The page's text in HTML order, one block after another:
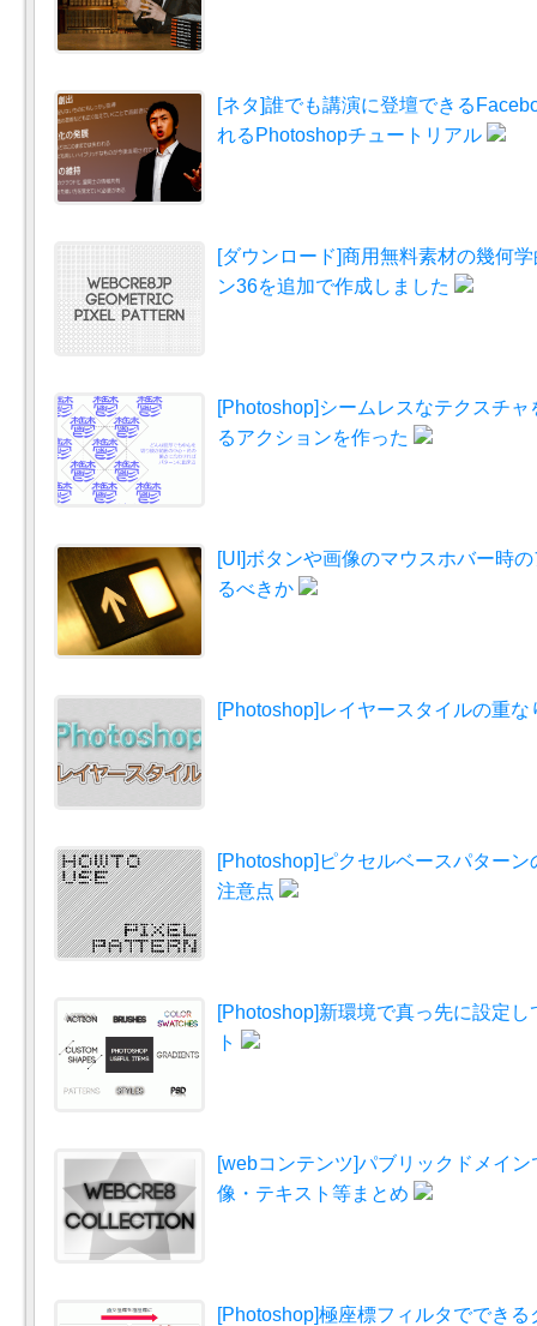
[ネタ]誰でも講演に登壇できる
れるPhotoshopチュートリアル
[ダウンロード]商用無料素材の幾何
ン36を追加で作成しました
[Photoshop]シームレスなテクスチ
るアクションを作った
[UI]ボタンや画像のマウスホバー時
るべきか
[Photoshop]レイヤースタイルの重な
[Photoshop]ピクセルベースパター
注意点
[Photoshop]新環境で真っ先に設定
ト
[webコンテンツ]パブリックドメイ
像・テキスト等まとめ
[Photoshop]極座標フィルタででき